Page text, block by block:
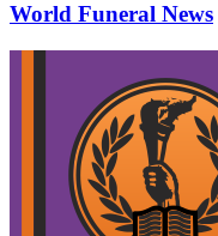
World Funeral News